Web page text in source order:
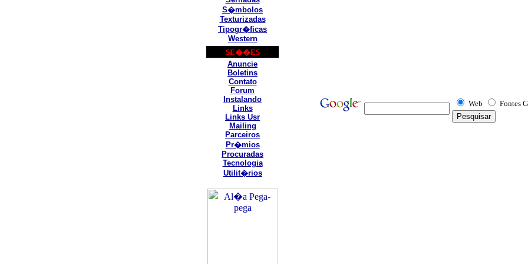
S�mbolos
Texturizadas
Tipogr�ficas
Western
SE��ES
Anuncie
Boletins
Contato
Forum
Instalando
Links
Links Usr
Mailing
Parceiros
Pr�mios
Procuradas
Tecnologia
Utilit�rios
Web Fontes